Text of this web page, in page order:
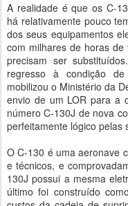
A realidade é que os C-
há relativamente pouco
dos seus equipamentos
com milhares de horas
precisam ser
regresso à condição
mobilizou o Ministério da
envio de um LOR para a
número C-130J de nova
perfeitamente lógico pelas
O C-130 é uma aeronave
e técnicos, e
130J possui a mesma
último foi construído